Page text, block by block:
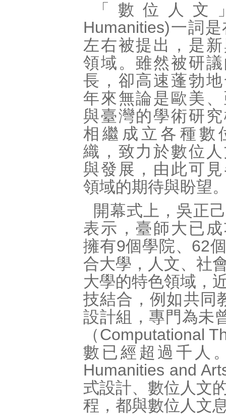
「數位人文
Humanities)一詞
左右被提出，是
領域。雖然被研
長，卻高速蓬勃
年來無論是歐美
與臺灣的學術研
相繼成立各種數
織，致力於數位
與發展，由此可
領域的期待與盼望
開幕式上，吳正
表示，臺師大已
擁有9個學院、62
合大學，人文、社
大學的特色領域，
技結合，例如共同
設計組，專門為未
（Computational
數已經超過千人
Humanities and
式設計、數位人文
程，都與數位人文